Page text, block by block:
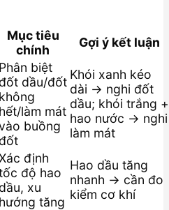
Mục tiêu
chính
Gợi ý kết luận
Phân biệt
đốt dầu/đốt
không
hết/làm mát
buồng
đốt
Khói xanh kéo
dài → nghi đốt
dầu; khói trắng +
hao nước → nghi
làm mát
định
độ hao
dầu, xu
hướng tăng
Hao dầu tăng
nhanh → cần đo
kiểm cơ khí